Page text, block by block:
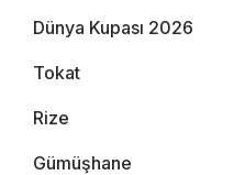
Dünya Kupası 2026
Tokat
Rize
Gümüşhane